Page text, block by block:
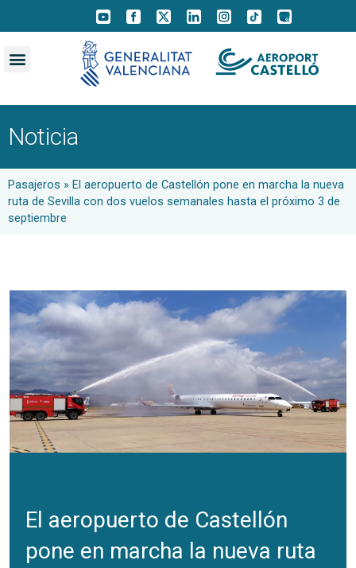
Noticia
Pasajeros » El aeropuerto de Castellón pone en marcha la nueva
ruta de Sevilla con dos vuelos semanales hasta el próximo 3 de
septiembre
El aeropuerto de Castellón
pone en marcha la nueva ruta